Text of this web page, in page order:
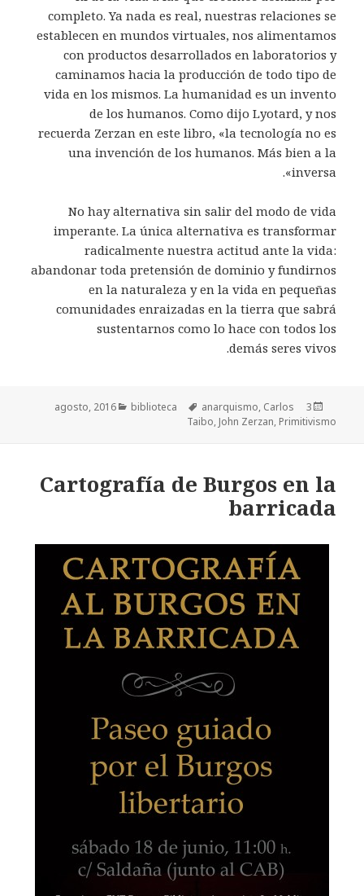
completo. Ya nada es real, nuestras relaciones se
establecen en mundos virtuales, nos alimentamos
con productos desarrollados en laboratorios y
caminamos hacia la producción de todo tipo de
vida en los mismos. La humanidad es un invento
de los humanos. Como dijo Lyotard, y nos
recuerda Zerzan en este libro, «la tecnología no es
una invención de los humanos. Más bien a la
inversa».
No hay alternativa sin salir del modo de vida
imperante. La única alternativa es transformar
radicalmente nuestra actitud ante la vida:
abandonar toda pretensión de dominio y fundirnos
en la naturaleza y en la vida en pequeñas
comunidades enraizadas en la tierra que sabrá
sustentarnos como lo hace con todos los
demás seres vivos.
Publicado
el
3 agosto, 2016
Categorías bibliotecaEtiquetas anarquismo, Carlos
Taibo, John Zerzan, Primitivismo
Cartografía de Burgos en la
barricada